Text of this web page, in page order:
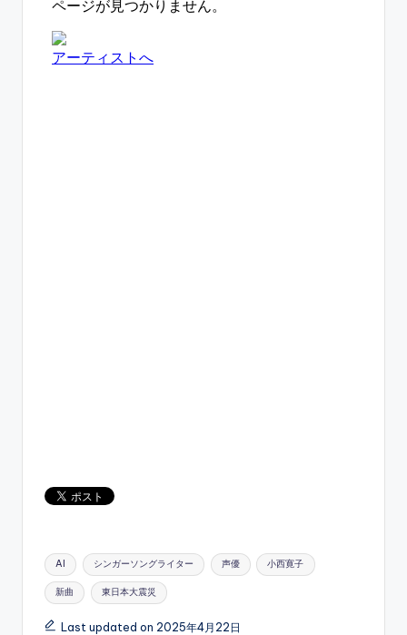
Tags:
AI シンガーソングライター 声優 小西寛子
新曲 東日本大震災
Last updated on 2025年4月22日